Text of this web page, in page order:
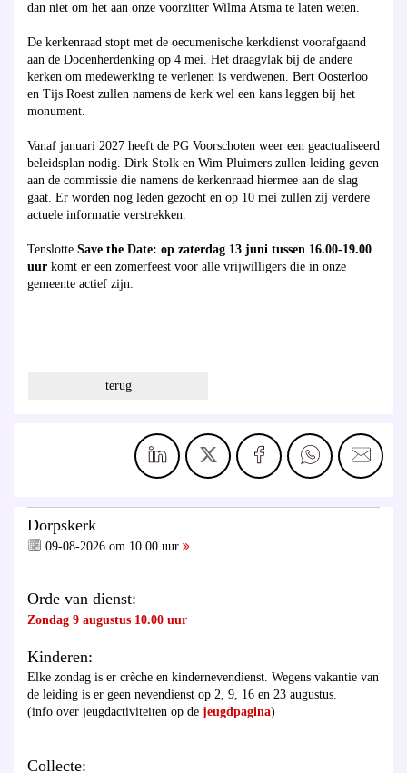
dan niet om het aan onze voorzitter Wilma Atsma te laten weten.
De kerkenraad stopt met de oecumenische kerkdienst voorafgaand
aan de Dodenherdenking op 4 mei. Het draagvlak bij de andere
kerken om medewerking te verlenen is verdwenen. Bert Oosterloo
en Tijs Roest zullen namens de kerk wel een kans leggen bij het
monument.
Vanaf januari 2027 heeft de PG Voorschoten weer een geactualiseerd
beleidsplan nodig. Dirk Stolk en Wim Pluimers zullen leiding geven
aan de commissie die namens de kerkenraad hiermee aan de slag
gaat. Er worden nog leden gezocht en op 10 mei zullen zij verdere
actuele informatie verstrekken.
Tenslotte Save the Date: op zaterdag 13 juni tussen 16.00-19.00
uur komt er een zomerfeest voor alle vrijwilligers die in onze
gemeente actief zijn.
terug
Dorpskerk
09-08-2026 om 10.00 uur
Orde van dienst:
Zondag 9 augustus 10.00 uur
Kinderen:
Elke zondag is er crèche en kindernevendienst. Wegens vakantie van
de leiding is er geen nevendienst op 2, 9, 16 en 23 augustus.
(info over jeugdactiviteiten op de jeugdpagina)
Collecte: